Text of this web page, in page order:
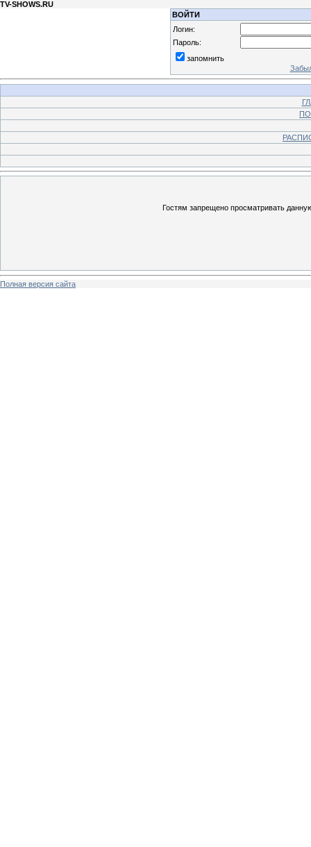
TV-SHOWS.RU
ВОЙТИ
Логин:
Пароль:
запомнить
Гостям запрещено просматривать
Полная версия сайта